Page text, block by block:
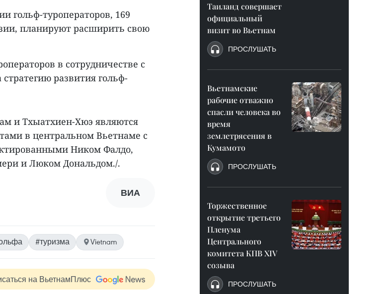
гольф-туроператоров, 169
планируют расширить свою
в сотрудничестве с
развития гольф-
и Тхыатхиен-Хюэ являются
в центральном Вьетнаме с
Ником Фалдо,
и Люком Дональдом./.
ВИА
#туризма Vietnam
на ВьетнамПлюс
Таиланд совершает
официальный
визит во Вьетнам
ПРОСЛУШАТЬ
Вьетнамские
рабочие отважно
спасли человека во
время
землетрясения в
Кумамото
ПРОСЛУШАТЬ
Торжественное
открытие третьего
Пленума
Центрального
комитета КПВ XIV
созыва
ПРОСЛУШАТЬ